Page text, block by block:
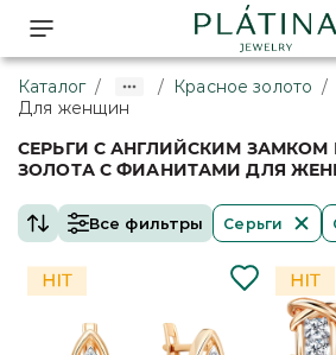
Каталог / / Красное золото /
Для женщин
СЕРЬГИ С АНГЛИЙСКИМ ЗАМКОМ
ЗОЛОТА С ФИАНИТАМИ ДЛЯ
Все фильтры Серьги